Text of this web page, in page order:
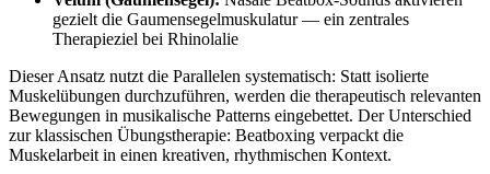
gezielt die Gaumensegelmuskulatur — ein zentrales
Therapieziel bei Rhinolalie
Dieser Ansatz nutzt die Parallelen systematisch: Statt isolierte
Muskelübungen durchzuführen, werden die therapeutisch relevanten
Bewegungen in musikalische Patterns eingebettet. Der Unterschied
zur klassischen Übungstherapie: Beatboxing verpackt die
Muskelarbeit in einen kreativen, rhythmischen Kontext.